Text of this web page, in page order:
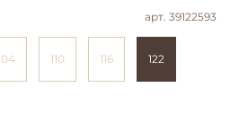
арт. 39122593
110 116 122